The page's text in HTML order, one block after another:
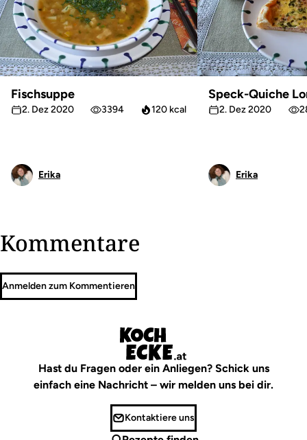
Fischsuppe
2. Dez 2020 3394 120 kcal
Erika
Speck-Quiche
2. Dez 2020
Erika
Kommentare
Anmelden zum Kommentieren
Hast du Fragen oder ein Anliegen? Schick uns
einfach eine Nachricht – wir melden uns bei dir.
Kontaktiere uns